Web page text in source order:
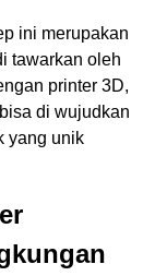
ini merupakan
tawarkan oleh
printer 3D,
di wujudkan
yang unik